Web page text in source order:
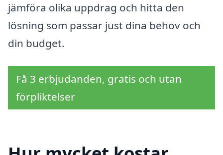
jämföra olika uppdrag och hitta den
lösning som passar just dina behov och
din budget.
Få 3 erbjudanden, gratis och utan
förpliktelser